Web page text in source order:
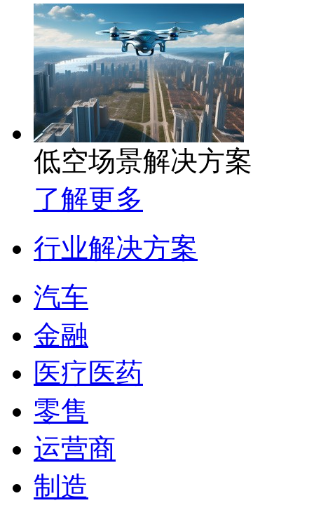
低空场景解决方案
了解更多
行业解决方案
汽车
金融
医疗医药
零售
运营商
制造